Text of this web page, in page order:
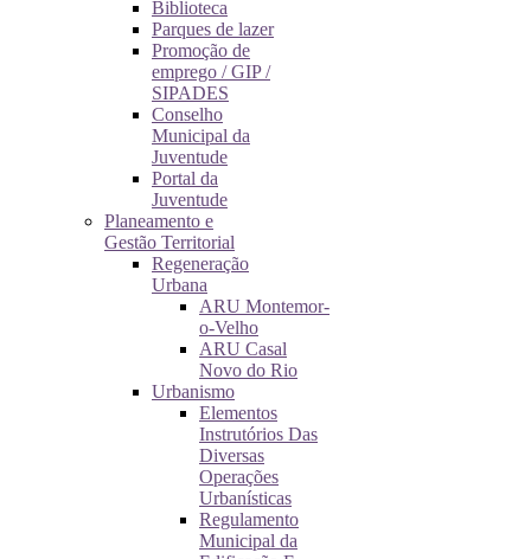
Biblioteca
Parques de lazer
Promoção de
emprego / GIP /
SIPADES
Conselho
Municipal da
Juventude
Portal da
Juventude
Planeamento e
Gestão Territorial
Regeneração
Urbana
ARU Montemor-
o-Velho
ARU Casal
Novo do Rio
Urbanismo
Elementos
Instrutórios Das
Diversas
Operações
Urbanísticas
Regulamento
Municipal da